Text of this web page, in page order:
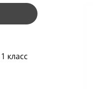
класс